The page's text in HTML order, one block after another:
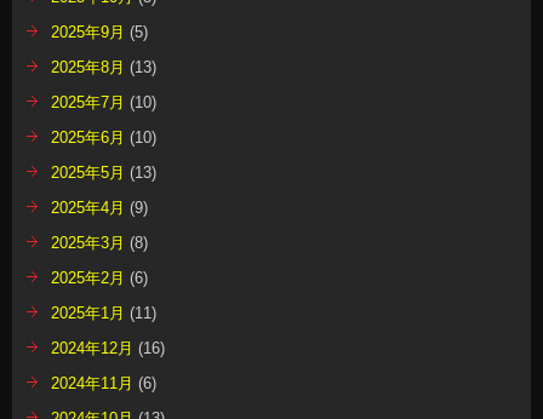
2025年9月 (5)
2025年8月 (13)
2025年7月 (10)
2025年6月 (10)
2025年5月 (13)
2025年4月 (9)
2025年3月 (8)
2025年2月 (6)
2025年1月 (11)
2024年12月 (16)
2024年11月 (6)